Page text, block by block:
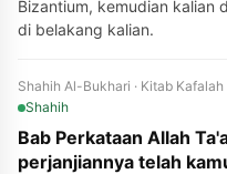
Bizantium, kemudian kalian
di belakang kalian.
Shahih Al-Bukhari · Kitab Kafalah
Shahih
Bab Perkataan Allah
perjanjiannya telah